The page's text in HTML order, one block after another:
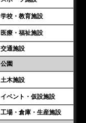
学校・教育施設
医療・福祉施設
交通施設
公園
土木施設
イベント・仮設施設
工場・倉庫・生産施設